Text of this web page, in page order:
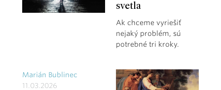
svetla
Ak chceme vyriešiť
nejaký problém, sú
potrebné tri kroky.
Marián Bublinec
11.03.2026